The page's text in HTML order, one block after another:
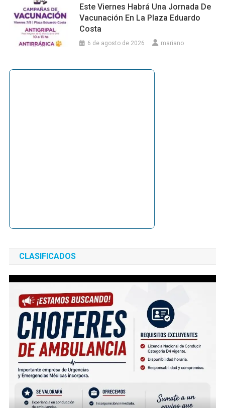
Este Viernes Habrá Una Jornada De
Vacunación En La Plaza Eduardo
Costa
6 de agosto de 2026 mariano
CLASIFICADOS